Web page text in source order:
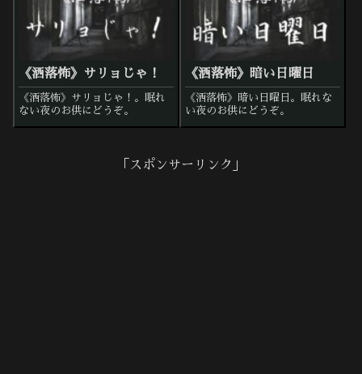
《洒落怖》サリョじゃ！
《洒落怖》サリョじゃ！。眠れ
ない夜のお供にどうぞ。
《洒落怖》暗い日曜日
《洒落怖》暗い日曜日。眠れな
い夜のお供にどうぞ。
「スポンサーリンク」